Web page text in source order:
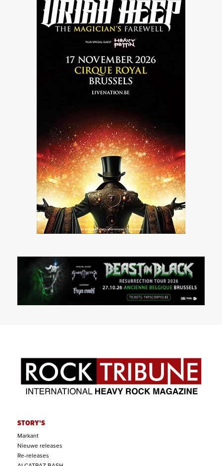
STORY'S
Markant
Nieuwe releases
Re-releases